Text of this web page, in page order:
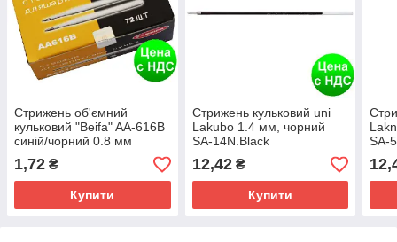
Стрижень об'ємний
кульковий "Beifa" AA-616B
синій/чорний 0.8 мм
1,72 ₴
Купити
Стрижень кульковий uni
Lakubo 1.4 мм, чорний
SA-14N.Black
12,42₴
Купити
SA-